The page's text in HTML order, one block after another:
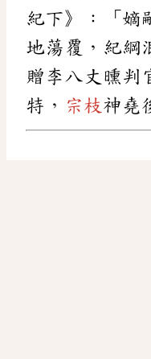
紀下》：「嫡
地蕩覆，紀綱
贈李八丈曛判
特， 宗枝 神堯